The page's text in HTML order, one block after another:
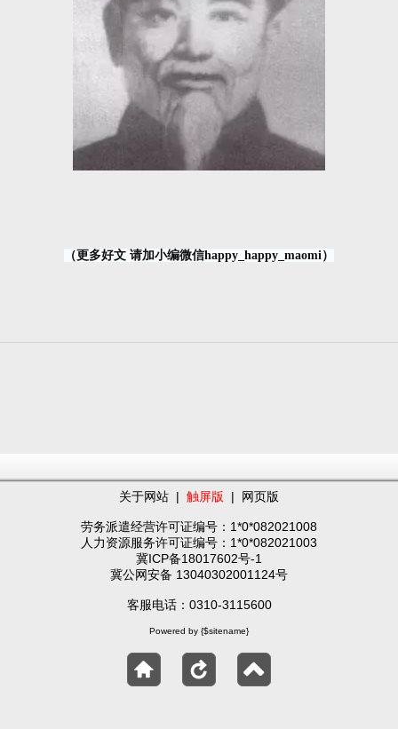
（更多好文 请加小编微信happy_happy_maomi）
关于网站 | 触屏版 | 网页版
劳务派遣经营许可证编号：1*0*082021008
人力资源服务许可证编号：1*0*082021003
冀ICP备18017602号-1
冀公网安备 13040302001124号
客服电话：0310-3115600
Powered by {$sitename}